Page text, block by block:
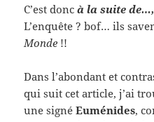
C’est doncà la suite de…,
L’enquête ? bof… ils
Monde !!
Dans l’abondant et
qui suit cet article, j’ai
une signéEuménides,